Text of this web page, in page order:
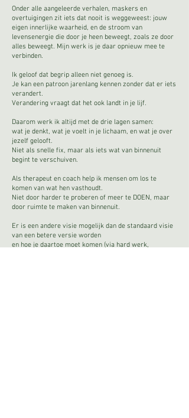
Onder alle aangeleerde verhalen, maskers en
overtuigingen zit iets dat nooit is weggeweest: jouw
eigen innerlijke waarheid, en de stroom van
levensenergie die door je heen beweegt, zoals ze door
alles beweegt. Mijn werk is je daar opnieuw mee te
verbinden.
Ik geloof dat begrip alleen niet genoeg is.
Je kan een patroon jarenlang kennen zonder dat er iets
verandert.
Verandering vraagt dat het ook landt in je lijf.
Daarom werk ik altijd met de drie lagen samen:
wat je denkt, wat je voelt in je lichaam, en wat je over
jezelf gelooft.
Niet als snelle fix, maar als iets wat van binnenuit
begint te verschuiven.
Als therapeut en coach help ik mensen om los te
komen van wat hen vasthoudt.
Niet door harder te proberen of meer te DOEN, maar
door ruimte te maken van binnenuit.
Er is een andere visie mogelijk dan de standaard visie
van een betere versie worden
en hoe je daartoe moet komen (via hard werk,